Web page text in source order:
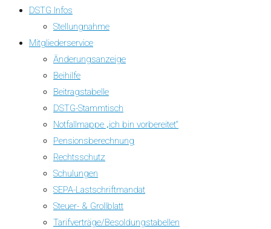
DSTG Infos
Stellungnahme
Mitgliederservice
Änderungsanzeige
Beihilfe
Beitragstabelle
DSTG-Stammtisch
Notfallmappe „ich bin vorbereitet“
Pensionsberechnung
Rechtsschutz
Schulungen
SEPA-Lastschriftmandat
Steuer- & Grollblatt
Tarifverträge/Besoldungstabellen